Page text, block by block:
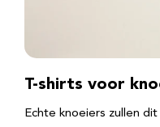
T-shirts voor
Echte knoeiers zullen